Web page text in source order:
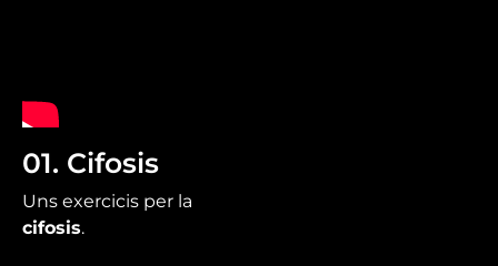
01. Cifosis
Uns exercicis per la
cifosis.